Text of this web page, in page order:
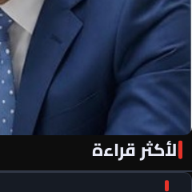
«الأهلي فور يو» لكل أهلاوي في كل مكان
الأكثر قراءة